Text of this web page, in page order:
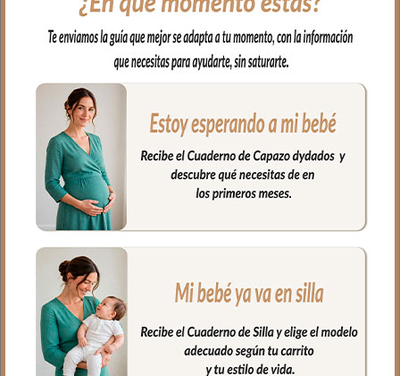
en piqué de algodón Roma Maquillaje
para lograr una armonía perfecta.
– Ojales en respaldo y culete para la
salida de arneses.
– Traseras ajustadas con goma en la
parte superior y en la inferior para que
quede bien sujeta.
– Respaldo de rejilla 3D para una buena
ventilación
– Microfibra hueca transpirable y ligera
-Cremalleras laterales al tono. Puedes
quitar la tapa y te queda la funda.
**Dos modelos disponibles:
– Grupo cero tipos Maxicosi — para
grupos cero fijos tipo maxicosi